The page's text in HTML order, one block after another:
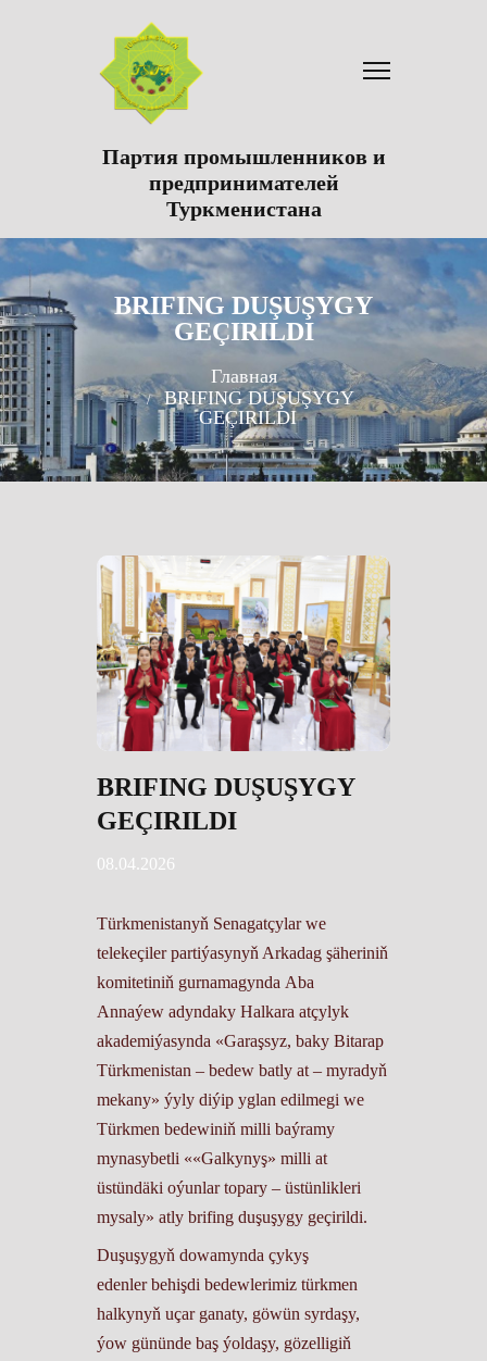
Партия промышленников и
предпринимателей
Туркменистана
BRIFING DUŞUŞYGY
GEÇIRILDI
Главная
BRIFING DUŞUŞYGY
GEÇIRILDI
BRIFING DUŞUŞYGY
GEÇIRILDI
08.04.2026
Türkmenistanyň Senagatçylar we
telekeçiler partiýasynyň Arkadag şäheriniň
komitetiniň gurnamagynda Aba
Annaýew adyndaky Halkara atçylyk
akademiýasynda «Garaşsyz, baky Bitarap
Türkmenistan – bedew batly at – myradyň
mekany» ýyly diýip yglan edilmegi we
Türkmen bedewiniň milli baýramy
mynasybetli ««Galkynyş» milli at
üstündäki oýunlar topary – üstünlikleri
mysaly» atly brifing duşuşygy geçirildi.
Duşuşygyň dowamynda çykyş
edenler behişdi bedewlerimiz türkmen
halkynyň uçar ganaty, göwün syrdaşy,
ýow gününde baş ýoldaşy, gözelligiň